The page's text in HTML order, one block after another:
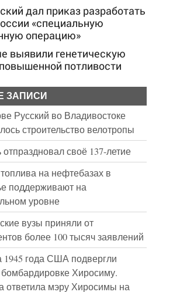
дал приказ разработать
«специальную
операцию»
выявили генетическую
потливости
ЗАПИСИ
Русский во Владивостоке
строительство велотропы
своё 137-летие
на нефтебазах в
поддерживают на
уровне
вузы приняли от
более 100 тысяч заявлений
1945 года США подвергли
Хиросиму.
ответила мэру Хиросимы на